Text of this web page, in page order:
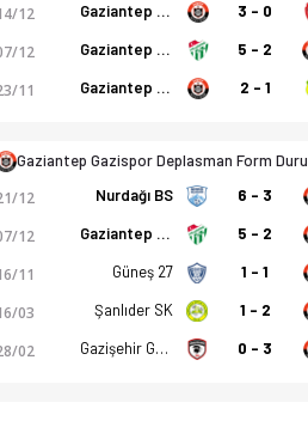
istatistikler, puan durumu
12 Gaziantep Gazispor 3 - 0
12 Gaziantep Oğuzspor 5 - 2
11 Gaziantep Gazispor 2 - 1
Gaziantep Gazispor Deplasman Form
12 Nurdağı BS 6 - 3
12 Gaziantep Oğuzspor 5 - 2
11 Güneş 27 1 - 1
03 Şanlıder SK 1 - 2
02 Gazişehir Gücü 0 - 3